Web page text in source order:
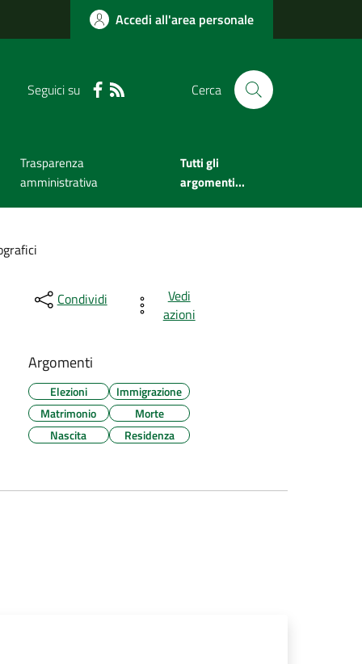
Accedi all'area personale
Seguici su Cerca
Trasparenza
amministrativa
Tutti gli
argomenti...
Condividi
Vedi
azioni
Argomenti
Elezioni
Immigrazione
Matrimonio
Morte
Nascita
Residenza